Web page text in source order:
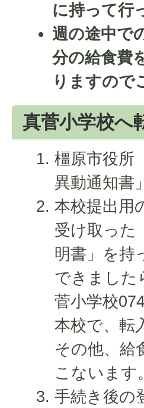
に持って行
週の途中で
分の給食費
りますので
真菅小学校へ
橿原市役所
異動通知書
本校提出用
受け取った
明書」を持
できました
菅小学校
本校で、転
その他、給
こないます。
手続き後の